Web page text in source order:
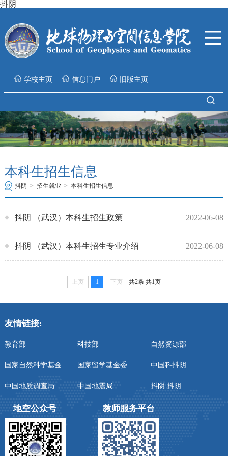
抖阴
学校主页 信息门户 旧版主页
本科生招生信息
抖阴 > 招生就业 > 本科生招生信息
抖阴 （武汉）本科生招生政策 2022-06-08
抖阴 （武汉）本科生招生专业介绍 2022-06-08
上页 1 下页 共2条 共1页
友情链接:
教育部 科技部 自然资源部
国家自然科学基金 国家留学基金委 中国科抖阴
中国地质调查局 中国地震局 抖阴 抖阴
地空公众号 教师服务平台